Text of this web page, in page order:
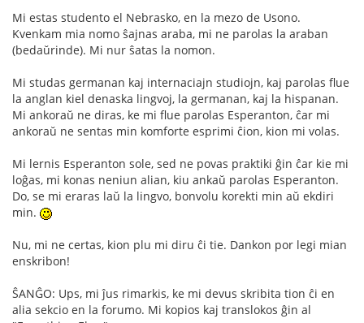
Mi estas studento el Nebrasko, en la mezo de Usono.
Kvenkam mia nomo ŝajnas araba, mi ne parolas la araban
(bedaŭrinde). Mi nur ŝatas la nomon.
Mi studas germanan kaj internaciajn studiojn, kaj parolas flue
la anglan kiel denaska lingvoj, la germanan, kaj la hispanan.
Mi ankoraŭ ne diras, ke mi flue parolas Esperanton, ĉar mi
ankoraŭ ne sentas min komforte esprimi ĉion, kion mi volas.
Mi lernis Esperanton sole, sed ne povas praktiki ĝin ĉar kie mi
loĝas, mi konas neniun alian, kiu ankaŭ parolas Esperanton.
Do, se mi eraras laŭ la lingvo, bonvolu korekti min aŭ ekdiri
min.
Nu, mi ne certas, kion plu mi diru ĉi tie. Dankon por legi mian
enskribon!
ŜANĜO: Ups, mi ĵus rimarkis, ke mi devus skribita tion ĉi en
alia sekcio en la forumo. Mi kopios kaj translokos ĝin al